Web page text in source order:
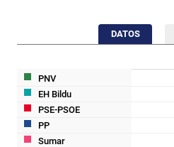
DATOS
PNV
EH Bildu
PSE-PSOE
PP
Sumar